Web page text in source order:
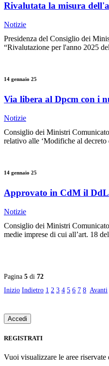
Rivalutata la misura
Notizie
Presidenza del Consiglio dei
“Rivalutazione per l'anno 2025
14 gennaio 25
Via libera al Dpcm con i
Notizie
Consiglio dei Ministri
relativo alle ‘Modifiche al
14 gennaio 25
Approvato in CdM il DdL
Notizie
Consiglio dei Ministri
medie imprese di cui all’art. 18
Pagina 5 di 72
Inizio Indietro 1 2 3 4 5 6 7 8 Avanti
REGISTRATI
Vuoi visualizzare le aree